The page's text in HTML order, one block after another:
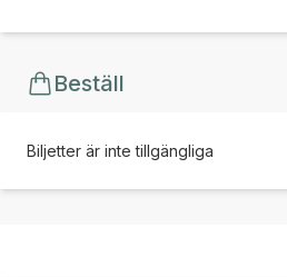
Beställ
Biljetter är inte tillgängliga